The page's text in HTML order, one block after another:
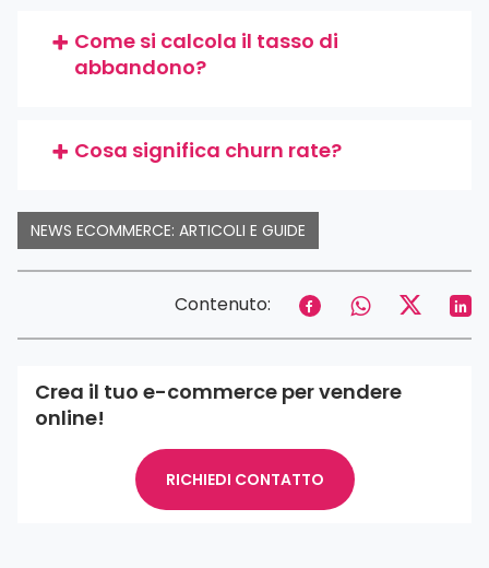
Come si calcola il tasso di
abbandono?
Cosa significa churn rate?
NEWS ECOMMERCE: ARTICOLI E GUIDE
Contenuto:
Crea il tuo e-commerce per vendere
online!
RICHIEDI CONTATTO